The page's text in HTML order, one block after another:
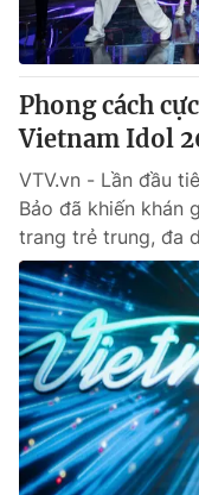
Thế giới đó đây
Câu chuyện quốc tế
Tài chính
Thị trường
Góc doanh nghiệp
Dữ liệu và đời
Truyền hình
Phim VTV
Hậu trường
Nhân vật
Khán giả
Giải sao mai
Giải trí
Điện ảnh
Âm nhạc
Sao
Đời sống
Du lịch
Làm đẹp
Chất lượng cuộc
Giáo dục
Tuyển sinh
Học trực tuyến
Công nghệ
Hitech Công nghệ
Giao lưu trực
Phong cách
Vietnam Idol
VTV.vn - Lần đầu
Bảo đã khiến khán
trang trẻ trung, đa